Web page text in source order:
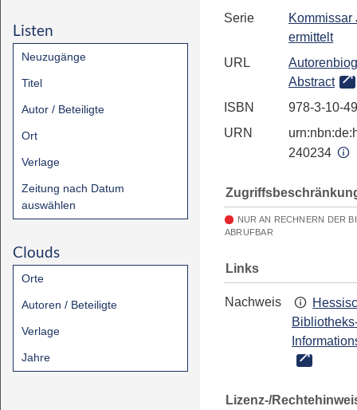
Listen
Neuzugänge
Titel
Autor / Beteiligte
Ort
Verlage
Zeitung nach Datum
auswählen
Clouds
Orte
Autoren / Beteiligte
Verlage
Jahre
Serie
Kommissar
ermittelt
URL
Abstract
ISBN
978-3-10-
URN
240234
NUR AN RECHNERN DER
ABRUFBAR
Links
Nachweis
Lizenz-/